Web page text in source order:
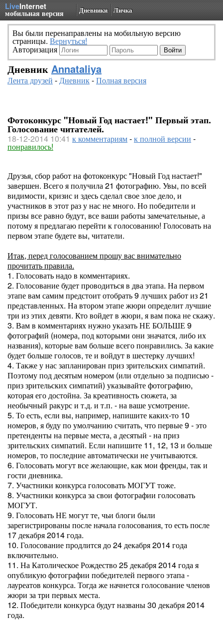
LiveInternet
мобильная версия Дневники Личка
Вы были перенаправлены на мобильную версию
страницы. Вернуться!
Авторизация
Дневник Annataliya
Лента друзей -Дневник-Полная версия
Фотоконкурс "Новый Год настает!" Первый этап.
Голосование читателей.
18-12-2014 10:41 к комментариям-к полной версии -
понравилось!
Друзья, сбор работ на фотоконкурс "Новый Год настает!"
завершен. Всего я получила 21 фотографию. Увы, по всей
видимости, кризис и здесь сделал свое злое дело, и
участников в этот раз у нас не много. Но победители и
призы все равно будут, все ваши работы замечательные, а
потому я предлагаю перейти к голосованию! Голосовать на
первом этапе будете вы, читатели.
Итак, перед голосованием прошу вас внимательно
прочитать правила.
1. Голосовать надо в комментариях.
2. Голосование будет проводиться в два этапа. На первом
этапе вам самим предстоит отобрать 9 лучших работ из 21
представленных. На втором этапе жюри определит лучшие
три из этих девяти. Кто войдет в жюри, я вам пока не скажу.
3. Вам в комментариях нужно указать НЕ БОЛЬШЕ 9
фотографий (номера, под которыми они значатся, либо их
названия), которые вам больше всего понравились. За какие
будет больше голосов, те и войдут в шестерку лучших!
4. Также у нас запланирован приз зрительских симпатий.
Поэтому под десятым номером (или отдельно за подписью -
приз зрительских симпатий) указывайте фотографию,
которая его достойна. За креативность сюжета, за
необычный ракурс и т.д. и т.п. - на ваше усмотрение.
5. То есть, если вы, например, напишите каких-то 10
номеров, я буду по умолчанию считать, что первые 9 - это
претенденты на первые места, а десятый - на приз
зрительских симпатий. Если напишите 11, 12, 13 и больше
номеров, то последние автоматически не учитываются.
6. Голосовать могут все желающие, как мои френды, так и
гости дневника.
7. Участники конкурса голосовать МОГУТ тоже.
8. Участники конкурса за свои фотографии голосовать
МОГУТ.
9. Голосовать НЕ могут те, чьи блоги были
зарегистрированы после начала голосования, то есть после
17 декабря 2014 года.
10. Голосование продлится до 24 декабря 2014 года
включительно.
11. На Католическое Рождество 25 декабря 2014 года я
опубликую фотографии победителей первого этапа -
лауреатов конкурса. Тогда же начнется голосование членов
жюри за три первых места.
12. Победители конкурса будут названы 30 декабря 2014
года.